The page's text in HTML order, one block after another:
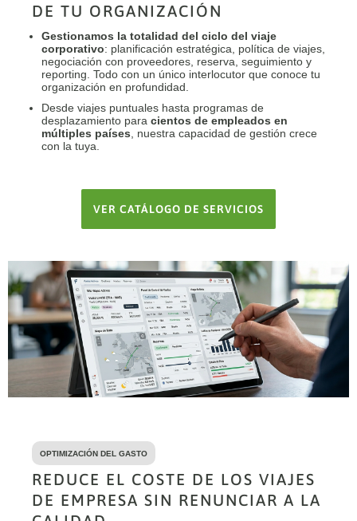
DE TU ORGANIZACIÓN
Gestionamos la totalidad del ciclo del viaje
corporativo: planificación estratégica, política de viajes,
negociación con proveedores, reserva, seguimiento y
reporting. Todo con un único interlocutor que conoce tu
organización en profundidad.
Desde viajes puntuales hasta programas de
desplazamiento para cientos de empleados en
múltiples países , nuestra capacidad de gestión crece
con la tuya.
VER CATÁLOGO DE SERVICIOS
OPTIMIZACIÓN DEL GASTO
REDUCE EL COSTE DE LOS VIAJES
DE EMPRESA SIN RENUNCIAR A LA